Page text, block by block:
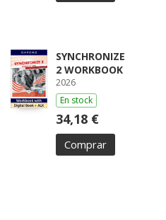
SYNCHRONIZE
2 WORKBOOK
2026
En stock
34,18 €
Comprar